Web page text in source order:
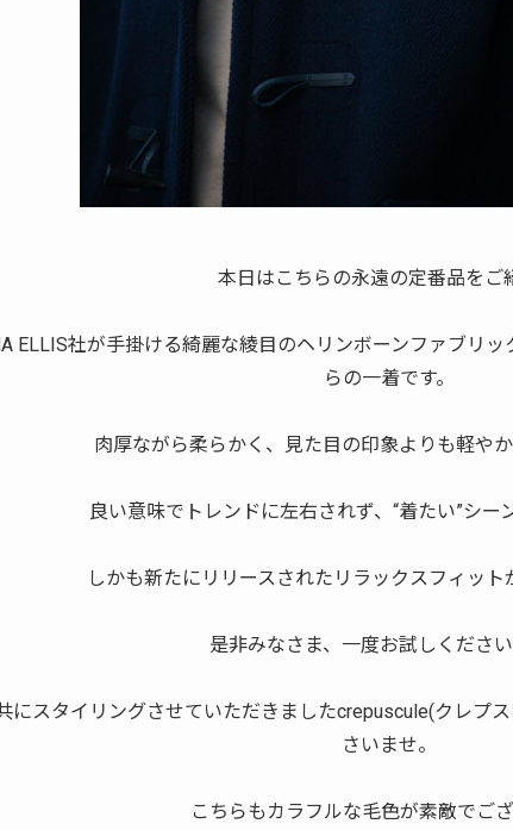
本日はこちらの永遠の定番品をご
ELLIS社が手掛ける綺麗な綾目のヘリンボーンファブリ
らの一着です。
肉厚ながら柔らかく、見た目の印象よりも軽やか
良い意味でトレンドに左右されず、“着たい”シー
しかも新たにリリースされたリラックスフィット
是非みなさま、一度お試しください
にスタイリングさせていただきましたcrepuscule(クレプ
さいませ。
こちらもカラフルな毛色が素敵でござ